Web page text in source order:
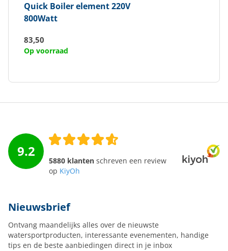
Quick Boiler element 220V
800Watt
83,50
Op voorraad
9.2
5880 klanten schreven een review
op KiyOh
Nieuwsbrief
Ontvang maandelijks alles over de nieuwste
watersportproducten, interessante evenementen, handige
tips en de beste aanbiedingen direct in je inbox